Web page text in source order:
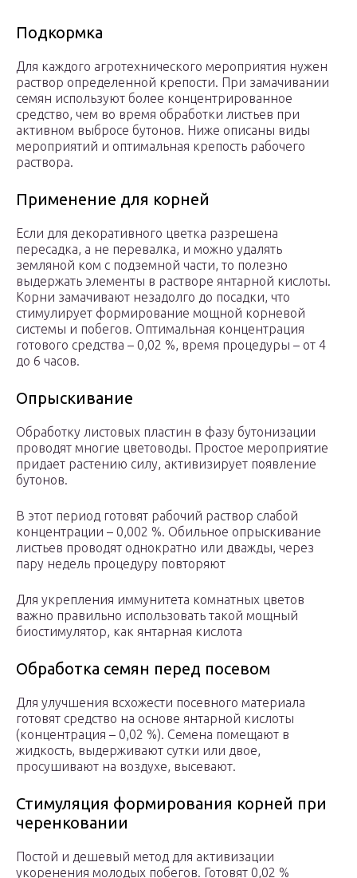
Подкормка
Для каждого агротехнического мероприятия нужен
раствор определенной крепости. При замачивании
семян используют более концентрированное
средство, чем во время обработки листьев при
активном выбросе бутонов. Ниже описаны виды
мероприятий и оптимальная крепость рабочего
раствора.
Применение для корней
Если для декоративного цветка разрешена
пересадка, а не перевалка, и можно удалять
земляной ком с подземной части, то полезно
выдержать элементы в растворе янтарной кислоты.
Корни замачивают незадолго до посадки, что
стимулирует формирование мощной корневой
системы и побегов. Оптимальная концентрация
готового средства – 0,02 %, время процедуры – от 4
до 6 часов.
Опрыскивание
Обработку листовых пластин в фазу бутонизации
проводят многие цветоводы. Простое мероприятие
придает растению силу, активизирует появление
бутонов.
В этот период готовят рабочий раствор слабой
концентрации – 0,002 %. Обильное опрыскивание
листьев проводят однократно или дважды, через
пару недель процедуру повторяют
Для укрепления иммунитета комнатных цветов
важно правильно использовать такой мощный
биостимулятор, как янтарная кислота
Обработка семян перед посевом
Для улучшения всхожести посевного материала
готовят средство на основе янтарной кислоты
(концентрация – 0,02 %). Семена помещают в
жидкость, выдерживают сутки или двое,
просушивают на воздухе, высевают.
Стимуляция формирования корней при
черенковании
Постой и дешевый метод для активизации
укоренения молодых побегов. Готовят 0,02 %